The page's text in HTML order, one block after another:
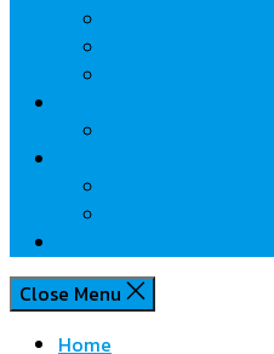
Close Menu
Home